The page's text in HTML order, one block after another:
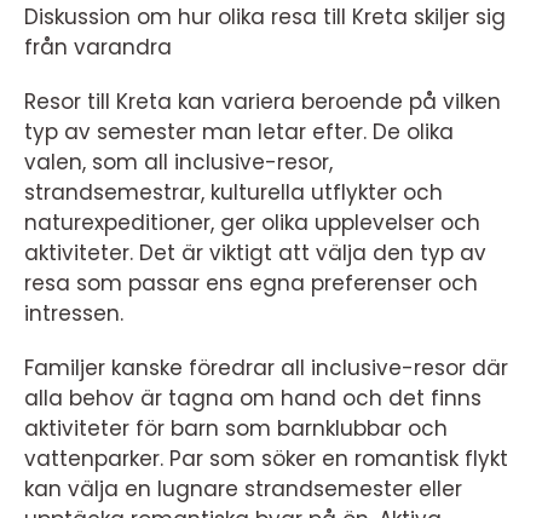
Diskussion om hur olika resa till Kreta skiljer sig
från varandra
Resor till Kreta kan variera beroende på vilken
typ av semester man letar efter. De olika
valen, som all inclusive-resor,
strandsemestrar, kulturella utflykter och
naturexpeditioner, ger olika upplevelser och
aktiviteter. Det är viktigt att välja den typ av
resa som passar ens egna preferenser och
intressen.
Familjer kanske föredrar all inclusive-resor där
alla behov är tagna om hand och det finns
aktiviteter för barn som barnklubbar och
vattenparker. Par som söker en romantisk flykt
kan välja en lugnare strandsemester eller